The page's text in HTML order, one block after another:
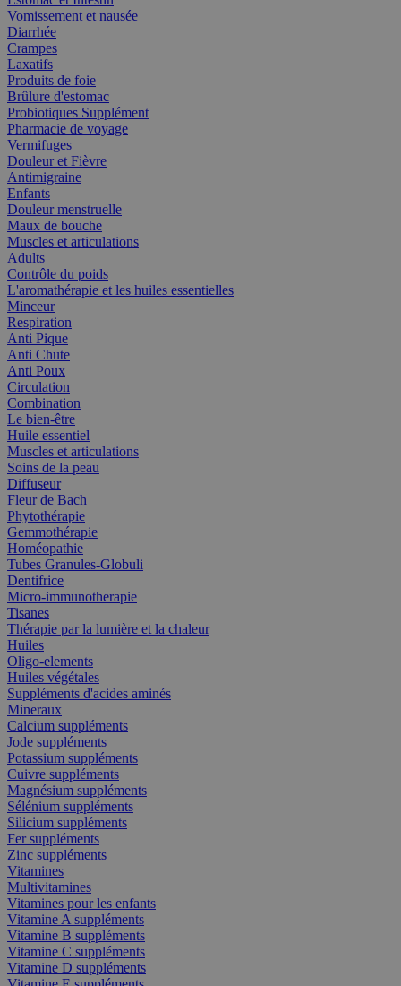
Vomissement et nausée
Diarrhée
Crampes
Laxatifs
Produits de foie
Brûlure d'estomac
Probiotiques Supplément
Pharmacie de voyage
Vermifuges
Douleur et Fièvre
Antimigraine
Enfants
Douleur menstruelle
Maux de bouche
Muscles et articulations
Adults
Contrôle du poids
L'aromathérapie et les huiles essentielles
Minceur
Respiration
Anti Pique
Anti Chute
Anti Poux
Circulation
Combination
Le bien-être
Huile essentiel
Muscles et articulations
Soins de la peau
Diffuseur
Fleur de Bach
Phytothérapie
Gemmothérapie
Homéopathie
Tubes Granules-Globuli
Dentifrice
Micro-immunotherapie
Tisanes
Thérapie par la lumière et la chaleur
Huiles
Oligo-elements
Huiles végétales
Suppléments d'acides aminés
Mineraux
Calcium suppléments
Jode suppléments
Potassium suppléments
Cuivre suppléments
Magnésium suppléments
Sélénium suppléments
Silicium suppléments
Fer suppléments
Zinc suppléments
Vitamines
Multivitamines
Vitamines pour les enfants
Vitamine A suppléments
Vitamine B suppléments
Vitamine C suppléments
Vitamine D suppléments